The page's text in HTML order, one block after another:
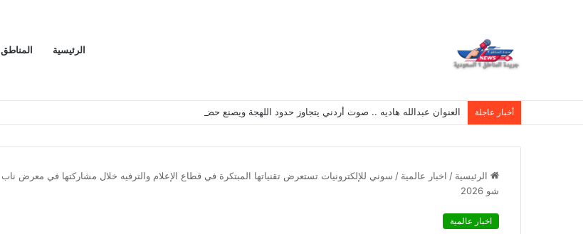
الرئيسية المناطق 1
أخبار عاجلة العنوان عبدالله هاديه .. صوت أردني يتجاوز حدود اللهجة ويصنع حضوره الخاص
الرئيسية / اخبار عالمية / سوني للإلكترونيات تستعرض تقنياتها المبتكرة في قطاع الإعلام والترفيه خلال مشاركتها في معرض ناب
شو 2026
اخبار عالمية